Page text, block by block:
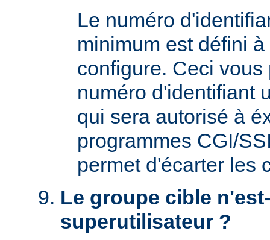
Le numéro
minimum est défini
configure. Ceci
numéro d'identifiant
qui sera autorisé à
programmes CGI/
permet d'écarter les
Le groupe cible
superutilisateur ?